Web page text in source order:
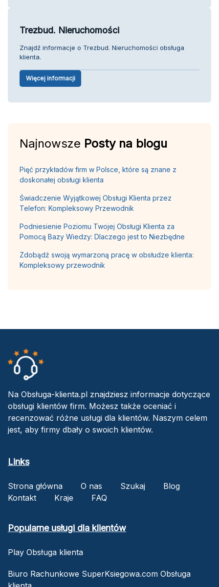
Trezbud. Nieruchomości
Znajdź informacje o Trezbud. Nieruchomości obsługa
klienta.
Więcej informacji
Najnowsze Posty na blogu
Pięć przykładów firm w Polsce, które są znane z
doskonałej obsługi klienta
Świadczenie Wyjątkowej Obsługi Klienta przez
Telefon: Kompleksowy Przewodnik
Podniesienie Poziomu Twojej Obsługi Klienta za
Pomocą Bazy Wiedzy: Dlaczego jest to Niezbędne
Zdobądź swoją wymarzoną pracę w obsłudze klienta:
Kompleksowy przewodnik
Na Obsługa-klienta.pl znajdziesz informacje dotyczące
obsługi klientów firm. Możesz także oceniać i
recenzować różne usługi dla klientów. Naszym celem
jest, aby firmy dbały o swoich klientów.
Links
Strona główna O nas Szukaj
Blog
Kontakt
Kraje FAQ
Popularne usługi dla klientów
Play Obsługa klienta
Biuro Rachunkowe SuperKsiegowa.com Obsługa